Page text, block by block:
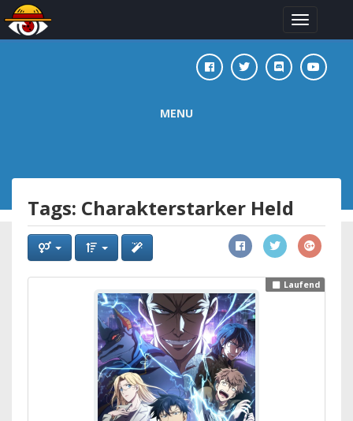
Toggle
navigation
MENU
Tags: Charakterstarker Held
Laufend